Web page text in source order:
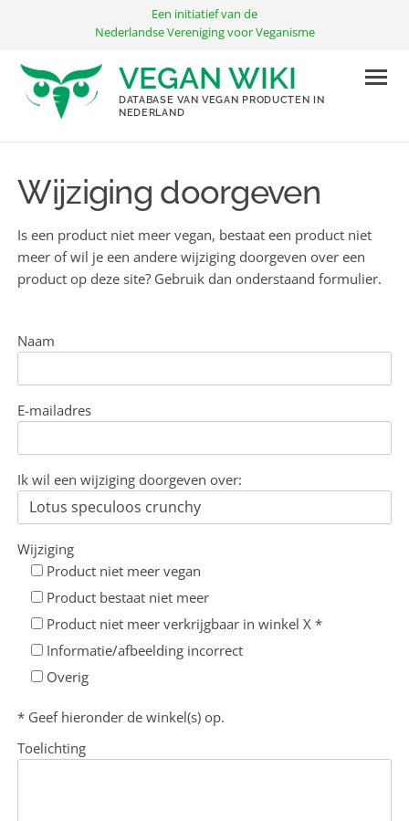
inhoud
Een initiatief van de
Nederlandse Vereniging voor Veganisme
VEGAN WIKI
DATABASE VAN VEGAN PRODUCTEN IN
NEDERLAND
Wijziging doorgeven
Is een product niet meer vegan, bestaat een product niet
meer of wil je een andere wijziging doorgeven over een
product op deze site? Gebruik dan onderstaand formulier.
Naam
E-mailadres
Ik wil een wijziging doorgeven over:
Wijziging
Product niet meer vegan
Product bestaat niet meer
Product niet meer verkrijgbaar in winkel X *
Informatie/afbeelding incorrect
Overig
* Geef hieronder de winkel(s) op.
Toelichting